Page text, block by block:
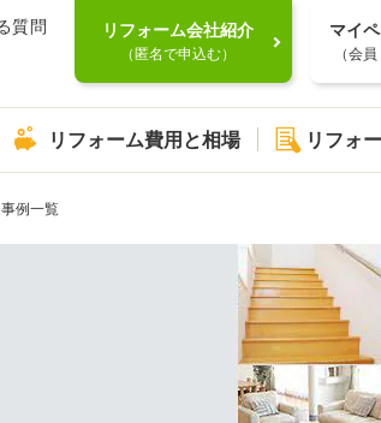
質問 リフォーム会社紹介
（匿名で申込む）
マイ
（会
リフォーム費用と相場 リフォ
事例一覧